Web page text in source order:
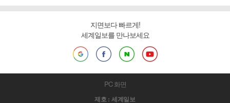
지면보다 빠르게!
세계일보를 만나보세요
PC 화면
제호 : 세계일보